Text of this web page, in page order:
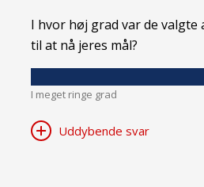
I hvor høj grad var de
til at nå jeres mål?
I meget ringe grad
Uddybende svar